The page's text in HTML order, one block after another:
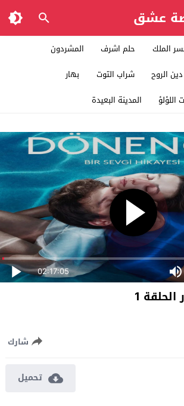
عشق
الملك حلم اشرف
المشردون
دين الروح شراب التوت
بهار
اللؤلؤ المدينة البعيدة
02:17:05
1
شارك
تحميل